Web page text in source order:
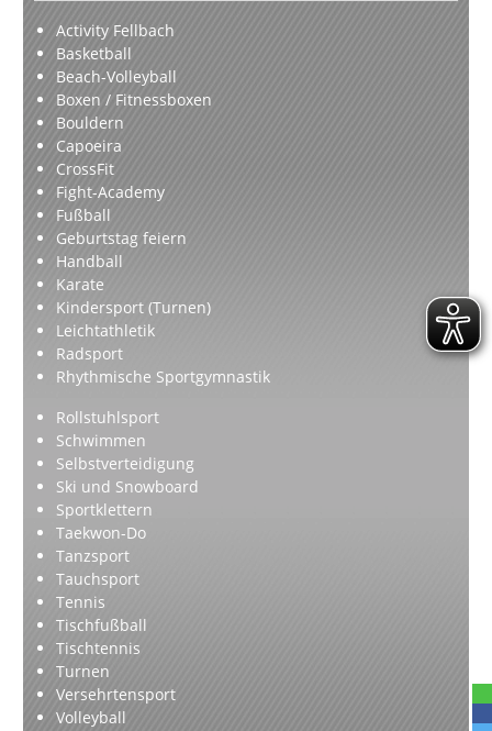
Activity Fellbach
Basketball
Beach-Volleyball
Boxen / Fitnessboxen
Bouldern
Capoeira
CrossFit
Fight-Academy
Fußball
Geburtstag feiern
Handball
Karate
Kindersport (Turnen)
Leichtathletik
Radsport
Rhythmische Sportgymnastik
Rollstuhlsport
Schwimmen
Selbstverteidigung
Ski und Snowboard
Sportklettern
Taekwon-Do
Tanzsport
Tauchsport
Tennis
Tischfußball
Tischtennis
Turnen
Versehrtensport
Volleyball